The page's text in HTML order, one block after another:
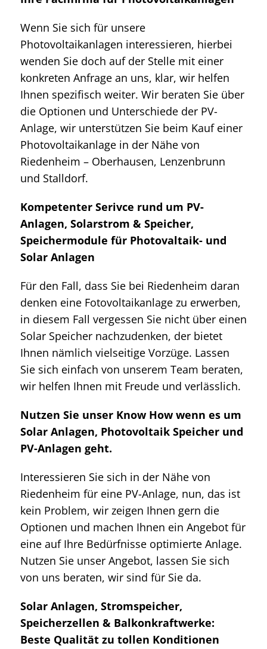
Wenn Sie sich für unsere
Photovoltaikanlagen interessieren, hierbei
wenden Sie doch auf der Stelle mit einer
konkreten Anfrage an uns, klar, wir helfen
Ihnen spezifisch weiter. Wir beraten Sie über
die Optionen und Unterschiede der PV-
Anlage, wir unterstützen Sie beim Kauf einer
Photovoltaikanlage in der Nähe von
Riedenheim – Oberhausen, Lenzenbrunn
und Stalldorf.
Kompetenter Serivce rund um PV-
Anlagen, Solarstrom & Speicher,
Speichermodule für Photovaltaik- und
Solar Anlagen
Für den Fall, dass Sie bei Riedenheim daran
denken eine Fotovoltaikanlage zu erwerben,
in diesem Fall vergessen Sie nicht über einen
Solar Speicher nachzudenken, der bietet
Ihnen nämlich vielseitige Vorzüge. Lassen
Sie sich einfach von unserem Team beraten,
wir helfen Ihnen mit Freude und verlässlich.
Nutzen Sie unser Know How wenn es um
Solar Anlagen, Photovoltaik Speicher und
PV-Anlagen geht.
Interessieren Sie sich in der Nähe von
Riedenheim für eine PV-Anlage, nun, das ist
kein Problem, wir zeigen Ihnen gern die
Optionen und machen Ihnen ein Angebot für
eine auf Ihre Bedürfnisse optimierte Anlage.
Nutzen Sie unser Angebot, lassen Sie sich
von uns beraten, wir sind für Sie da.
Solar Anlagen, Stromspeicher,
Speicherzellen & Balkonkraftwerke:
Beste Qualität zu tollen Konditionen